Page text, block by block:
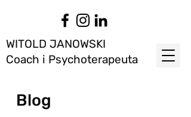
WITOLD JANOWSKI
Coach i Psychoterapeuta
Blog